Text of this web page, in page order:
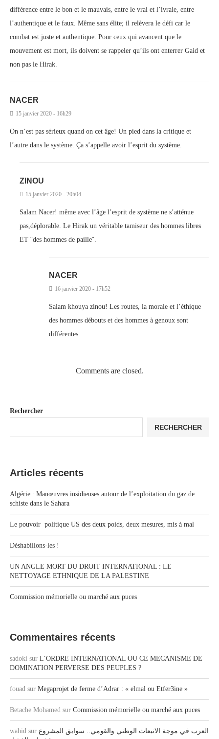
différence entre le bon et le mauvais, entre le vrai et l’ivraie, entre
l’authentique et le faux. Même sans élite; il relèvera le défi car le
combat est juste et authentique. Pour ceux qui avancent que le
mouvement est mort, ils doivent se rappeler qu’ils ont enterrer Gaid et
non pas le Hirak.
NACER
15 janvier 2020 - 16h29
On n’est pas sérieux quand on cet âge! Un pied dans la critique et
l’autre dans le système. Ça s’appelle avoir l’esprit du système.
ZINOU
15 janvier 2020 - 20h04
Salam Nacer! même avec l’âge l’esprit de système ne s’atténue
pas,déplorable. Le Hirak un véritable tamiseur des hommes libres
ET ¨des hommes de paille¨.
NACER
16 janvier 2020 - 17h52
Salam khouya zinou! Les routes, la morale et l’éthique
des hommes débouts et des hommes à genoux sont
différentes.
Comments are closed.
Rechercher
RECHERCHER
Articles récents
Algérie : Manœuvres insidieuses autour de l’exploitation du gaz de
schiste dans le Sahara
Le pouvoir politique US des deux poids, deux mesures, mis à mal
Déshabillons-les !
UN ANGLE MORT DU DROIT INTERNATIONAL : LE
NETTOYAGE ETHNIQUE DE LA PALESTINE
Commission mémorielle ou marché aux puces
Commentaires récents
sadoki sur L’ORDRE INTERNATIONAL OU CE MECANISME DE
DOMINATION PERVERSE DES PEUPLES ?
fouad sur Megaprojet de ferme d’Adrar : « elmal ou Etfer3ine »
Betache Mohamed sur Commission mémorielle ou marché aux puces
wahid sur العرب في موجة الانبعاث الوطني والقومي.. سوابق المشروع